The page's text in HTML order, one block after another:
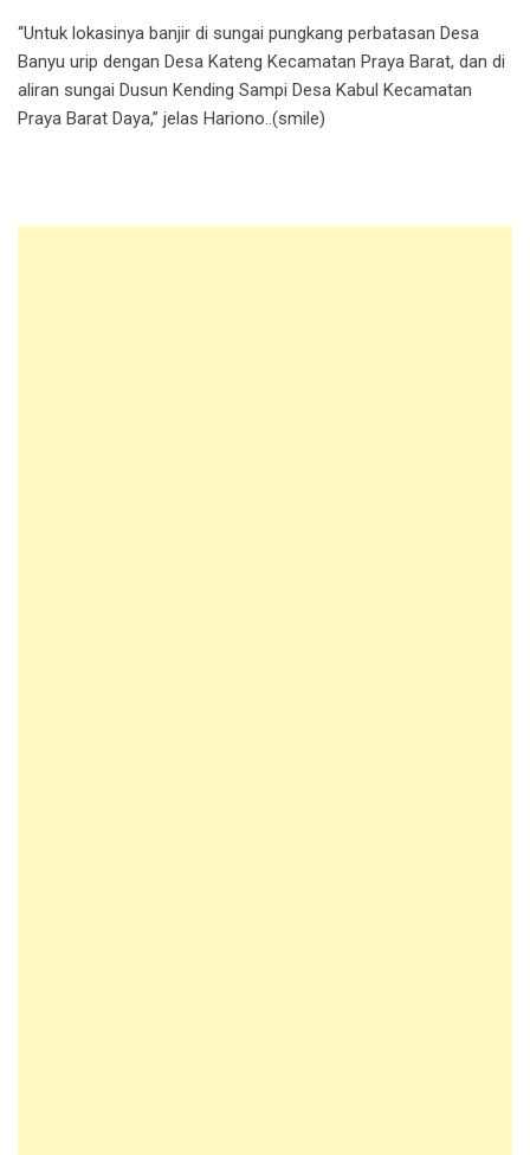
“Untuk lokasinya banjir di sungai pungkang perbatasan Desa
Banyu urip dengan Desa Kateng Kecamatan Praya Barat, dan di
aliran sungai Dusun Kending Sampi Desa Kabul Kecamatan
Praya Barat Daya,” jelas Hariono..(smile)